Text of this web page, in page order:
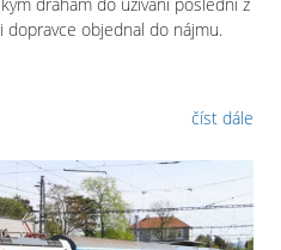
objednal do nájmu.
číst dále